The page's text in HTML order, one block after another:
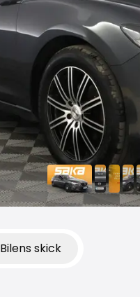
Bilens skick